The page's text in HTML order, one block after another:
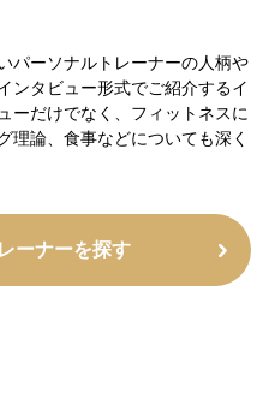
パーソナルトレーナーの人柄や
ンタビュー形式でご紹介するイ
ーだけでなく、フィットネスに
理論、食事などについても深く
ーナーを探す